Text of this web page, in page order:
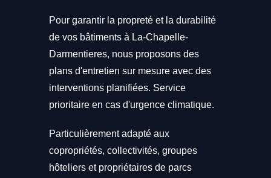
Pour garantir la propreté et la durabilité
de vos bâtiments à La-Chapelle-
Darmentieres, nous proposons des
plans d'entretien sur mesure avec des
interventions planifiées. Service
prioritaire en cas d'urgence climatique.
Particulièrement adapté aux
copropriétés, collectivités, groupes
hôteliers et propriétaires de parcs